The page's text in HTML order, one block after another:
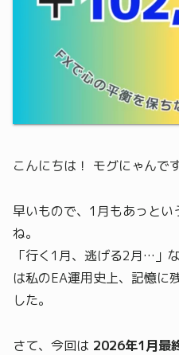
こんにちは！ モグにゃんです
早いもので、1月もあっと
ね。
「行く1月、逃げる2月…」
は私のEA運用史上、記憶に
した。
さて、今回は 2026年1月最